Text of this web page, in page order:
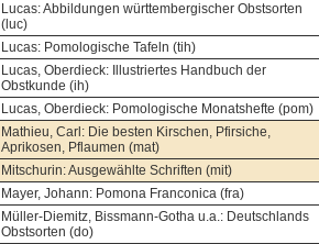
Lucas: Abbildungen württembergischer Obstsorten
(luc)
Lucas: Pomologische Tafeln (tih)
Lucas, Oberdieck: Illustriertes Handbuch der
Obstkunde (ih)
Lucas, Oberdieck: Pomologische Monatshefte (pom)
Mathieu, Carl: Die besten Kirschen, Pfirsiche,
Aprikosen, Pflaumen (mat)
Mitschurin: Ausgewählte Schriften (mit)
Mayer, Johann: Pomona Franconica (fra)
Müller-Diemitz, Bissmann-Gotha u.a.: Deutschlands
Obstsorten (do)